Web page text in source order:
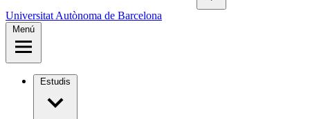
Universitat Autònoma de Barcelona
Menú
Estudis